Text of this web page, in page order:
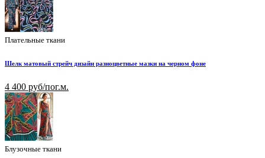
Плательные ткани
Шелк матовый стрейч дизайн разноцветные мазки на черном фоне
4 400 руб/пог.м.
Блузочные ткани